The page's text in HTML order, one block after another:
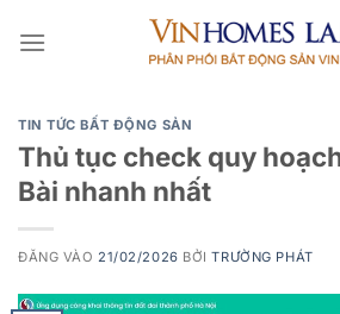
qua
TIN TỨC BẤT ĐỘNG SẢN
Thủ tục check quy
Bài nhanh nhất
ĐĂNG VÀO 21/02/2026 BỞITRƯỜNG PHÁT